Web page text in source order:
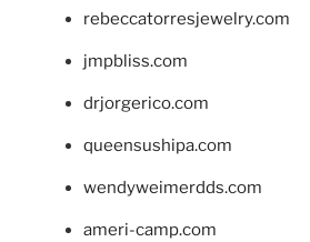
rebeccatorresjewelry.com
jmpbliss.com
drjorgerico.com
queensushipa.com
wendyweimerdds.com
ameri-camp.com